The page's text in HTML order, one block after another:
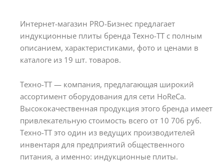
Интернет-магазин PRO-Бизнес предлагает
индукционные плиты бренда Техно-ТТ с полным
описанием, характеристиками, фото и ценами в
каталоге из 19 шт. товаров.
Техно-ТТ — компания, предлагающая широкий
ассортимент оборудования для сети HoReCa.
Высококачественная продукция этого бренда имеет
привлекательную стоимость всего от 10 706 руб.
Техно-ТТ это один из ведущих производителей
инвентаря для предприятий общественного
питания, а именно: индукционные плиты.